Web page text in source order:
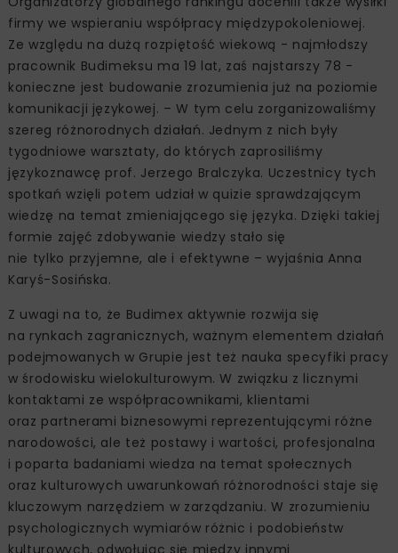
firmy we wspieraniu współpracy międzypokoleniowej.
Ze względu na dużą rozpiętość wiekową - najmłodszy
pracownik Budimeksu ma 19 lat, zaś najstarszy 78 -
konieczne jest budowanie zrozumienia już na poziomie
komunikacji językowej. – W tym celu zorganizowaliśmy
szereg różnorodnych działań. Jednym z nich były
tygodniowe warsztaty, do których zaprosiliśmy
językoznawcę prof. Jerzego Bralczyka. Uczestnicy tych
spotkań wzięli potem udział w quizie sprawdzającym
wiedzę na temat zmieniającego się języka. Dzięki takiej
formie zajęć zdobywanie wiedzy stało się
nie tylko przyjemne, ale i efektywne – wyjaśnia Anna
Karyś-Sosińska.
Z uwagi na to, że Budimex aktywnie rozwija się
na rynkach zagranicznych, ważnym elementem działań
podejmowanych w Grupie jest też nauka specyfiki pracy
w środowisku wielokulturowym. W związku z licznymi
kontaktami ze współpracownikami, klientami
oraz partnerami biznesowymi reprezentującymi różne
narodowości, ale też postawy i wartości, profesjonalna
i poparta badaniami wiedza na temat społecznych
oraz kulturowych uwarunkowań różnorodności staje się
kluczowym narzędziem w zarządzaniu. W zrozumieniu
psychologicznych wymiarów różnic i podobieństw
kulturowych, odwołując się między innymi